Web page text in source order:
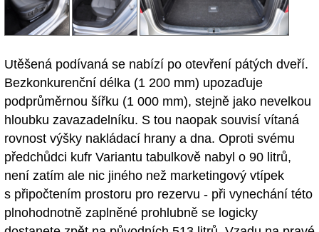
Utěšená podívaná se nabízí po otevření pátých dveří.
Bezkonkurenční délka (1 200 mm) upozaďuje
podprůměrnou šířku (1 000 mm), stejně jako nevelkou
hloubku zavazadelníku. S tou naopak souvisí vítaná
rovnost výšky nakládací hrany a dna. Oproti svému
předchůdci kufr Variantu tabulkově nabyl o 90 litrů,
není zatím ale nic jiného než marketingový vtípek
s připočtením prostoru pro rezervu - při vynechání této
plnohodnotně zaplněné prohlubně se logicky